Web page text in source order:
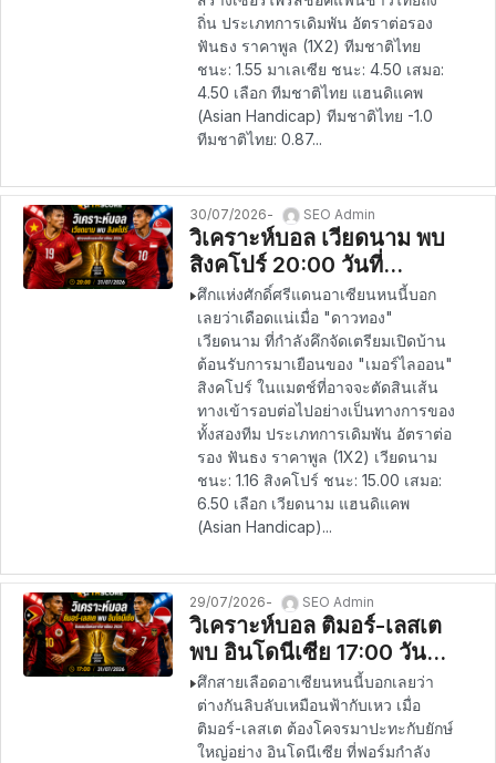
ถิ่น ประเภทการเดิมพัน อัตราต่อรอง
ฟันธง ราคาพูล (1X2) ทีมชาติไทย
ชนะ: 1.55 มาเลเซีย ชนะ: 4.50 เสมอ:
4.50 เลือก ทีมชาติไทย แฮนดิแคพ
(Asian Handicap) ทีมชาติไทย -1.0
ทีมชาติไทย: 0.87...
30/07/2026 SEO Admin
วิเคราะห์บอล เวียดนาม พบ
สิงคโปร์ 20:00 วันที่
31/07/2026 – ฟุตบอลชิง
แชมป์อาเซียน 2026
ศึกแห่งศักดิ์ศรีแดนอาเซียนหนนี้บอก
เลยว่าเดือดแน่เมื่อ "ดาวทอง"
เวียดนาม ที่กำลังคึกจัดเตรียมเปิดบ้าน
ต้อนรับการมาเยือนของ "เมอร์ไลออน"
สิงคโปร์ ในแมตช์ที่อาจจะตัดสินเส้น
ทางเข้ารอบต่อไปอย่างเป็นทางการของ
ทั้งสองทีม ประเภทการเดิมพัน อัตราต่อ
รอง ฟันธง ราคาพูล (1X2) เวียดนาม
ชนะ: 1.16 สิงคโปร์ ชนะ: 15.00 เสมอ:
6.50 เลือก เวียดนาม แฮนดิแคพ
(Asian Handicap)...
29/07/2026 SEO Admin
วิเคราะห์บอล ติมอร์-เลสเต
พบ อินโดนีเซีย 17:00 วันที่
31/07/2026 – ชิงแชมป์
แห่งชาติอาเซียน
ศึกสายเลือดอาเซียนหนนี้บอกเลยว่า
ต่างกันลิบลับเหมือนฟ้ากับเหว เมื่อ
ติมอร์-เลสเต ต้องโคจรมาปะทะกับยักษ์
ใหญ่อย่าง อินโดนีเซีย ที่ฟอร์มกำลัง